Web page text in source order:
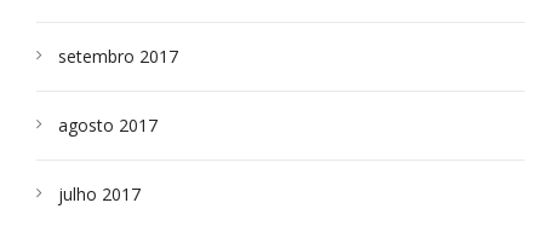
setembro 2017
agosto 2017
julho 2017